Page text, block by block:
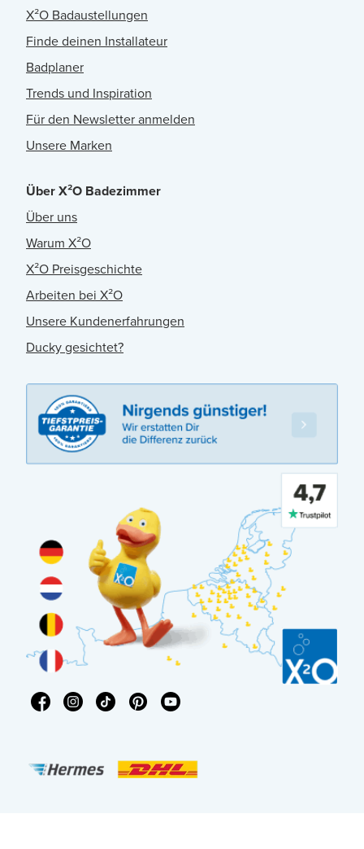
X²O Badaustellungen
Finde deinen Installateur
Badplaner
Trends und Inspiration
Für den Newsletter anmelden
Unsere Marken
Über X²O Badezimmer
Über uns
Warum X²O
X²O Preisgeschichte
Arbeiten bei X²O
Unsere Kundenerfahrungen
Ducky gesichtet?